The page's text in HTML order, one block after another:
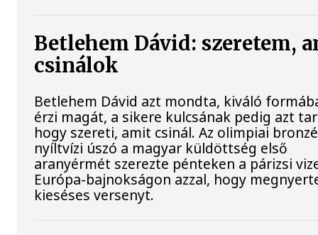
Betlehem Dávid: szeretem,
csinálok
Betlehem Dávid azt mondta, kiváló
érzi magát, a sikere kulcsának pedig azt
hogy szereti, amit csinál. Az olimpiai
nyíltvízi úszó a magyar küldöttség első
aranyérmét szerezte pénteken a párizsi
Európa-bajnokságon azzal, hogy
kieséses versenyt.